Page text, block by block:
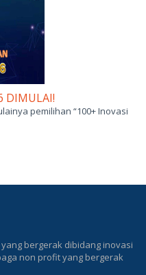
DIMULAI!
pemilihan “100+ Inovasi
bergerak dibidang inovasi
non profit yang bergerak